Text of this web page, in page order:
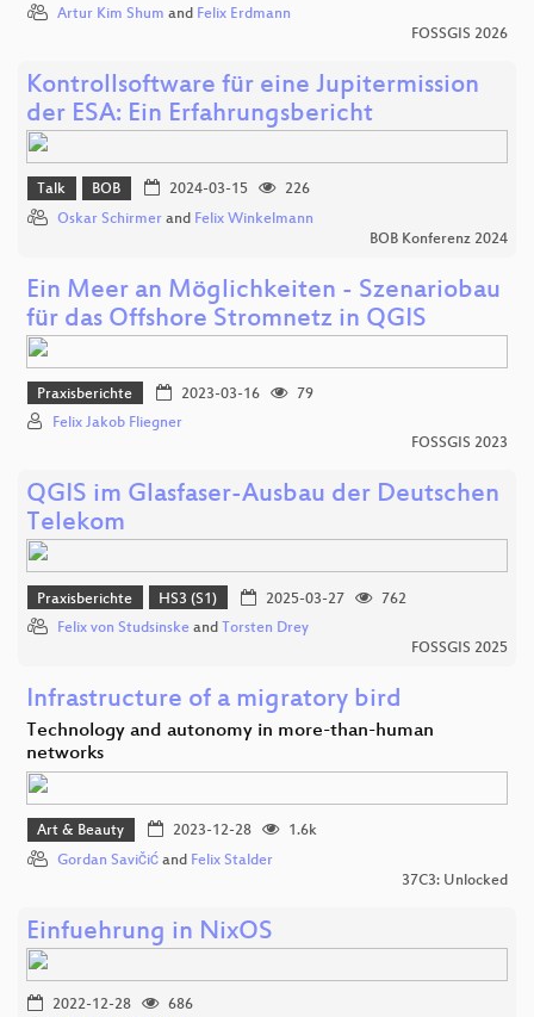
Artur Kim Shum and Felix Erdmann
FOSSGIS 2026
Kontrollsoftware für eine Jupitermission
der ESA: Ein Erfahrungsbericht
Talk BOB 2024-03-15
226
Oskar Schirmer and Felix Winkelmann
BOB Konferenz 2024
Ein Meer an Möglichkeiten - Szenariobau
für das Offshore Stromnetz in QGIS
Praxisberichte 2023-03-16
79
Felix Jakob Fliegner
FOSSGIS 2023
QGIS im Glasfaser-Ausbau der Deutschen
Telekom
Praxisberichte HS3 (S1) 2025-03-27
762
Felix von Studsinske and Torsten Drey
FOSSGIS 2025
Infrastructure of a migratory bird
Technology and autonomy in more-than-human
networks
Art & Beauty 2023-12-28
1.6k
Gordan Savičić and Felix Stalder
37C3: Unlocked
Einfuehrung in NixOS
2022-12-28
686